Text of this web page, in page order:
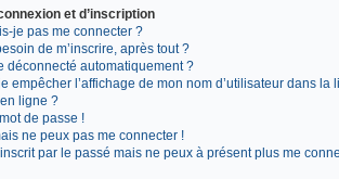
et d’inscription
je pas me connecter ?
de m’inscrire, après tout ?
déconnecté automatiquement ?
empêcher l’affichage de mon nom d’utilisateur dans la
ligne ?
de passe !
ne peux pas me connecter !
par le passé mais ne peux à présent plus me